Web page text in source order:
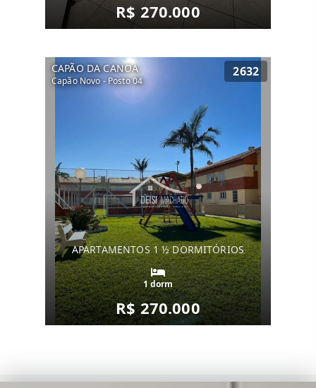
R$ 270.000
CAPÃO DA CANOA
Capão Novo - Posto 04
2632
APARTAMENTOS 1 ½ DORMITÓRIOS
1 dorm
R$ 270.000